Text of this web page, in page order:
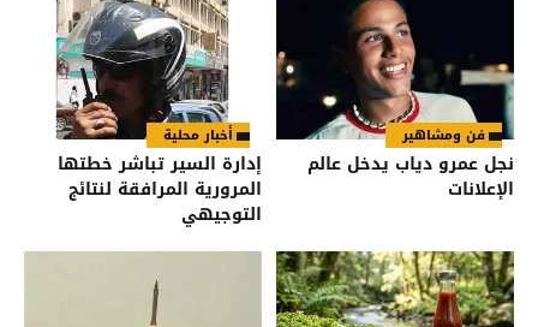
فن ومشاهير
نجل عمرو دياب يدخل عالم
الإعلانات
أخبار محلية
إدارة السير تباشر خطتها
المرورية المرافقة لنتائج
التوجيهي